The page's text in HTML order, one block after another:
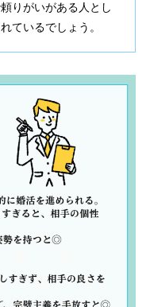
りがいがある人とし
ているでしょう。